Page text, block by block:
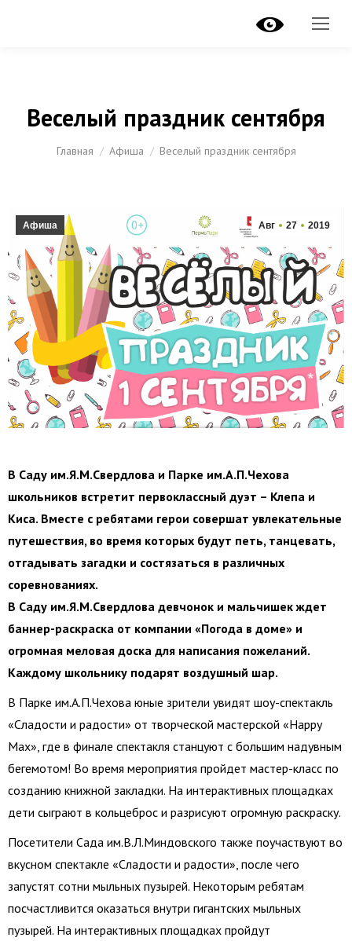
Веселый праздник сентября
Вы здесь:
Главная Афиша Веселый праздник сентября
Авг 27 2019
Афиша
В Саду им.Я.М.Свердлова и Парке им.А.П.Чехова
школьников встретит первоклассный дуэт – Клепа и
Киса. Вместе с ребятами герои совершат увлекательные
путешествия, во время которых будут петь, танцевать,
отгадывать загадки и состязаться в различных
соревнованиях.
В Саду им.Я.М.Свердлова девчонок и мальчишек ждет
баннер-раскраска от компании «Погода в доме» и
огромная меловая доска для написания пожеланий.
Каждому школьнику подарят воздушный шар.
В Парке им.А.П.Чехова юные зрители увидят шоу-спектакль
«Сладости и радости» от творческой мастерской «Happy
Max», где в финале спектакля станцуют с большим надувным
бегемотом! Во время мероприятия пройдет мастер-класс по
созданию книжной закладки. На интерактивных площадках
дети сыграют в кольцеброс и разрисуют огромную раскраску.
Посетители Сада им.В.Л.Миндовского также поучаствуют во
вкусном спектакле «Сладости и радости», после чего
запустят сотни мыльных пузырей. Некоторым ребятам
посчастливится оказаться внутри гигантских мыльных
пузырей. На интерактивных площадках пройдут